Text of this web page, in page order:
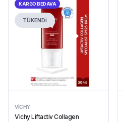
KARGO BEDAVA
TÜKENDİ
VICHY
Vichy Liftactiv Collagen